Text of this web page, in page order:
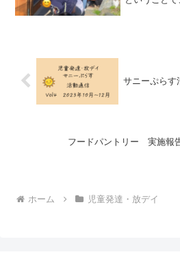
サニーぷらす
フードパントリー 実施報
ホーム 児童発達・放デイ